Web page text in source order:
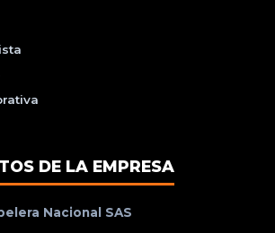
DE LA EMPRESA
Nacional SAS